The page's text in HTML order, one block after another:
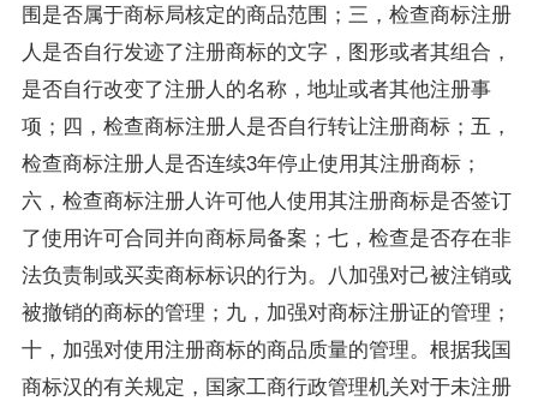
围是否属于商标局核定的商品范围；三，检查商标注册
人是否自行发迹了注册商标的文字，图形或者其组合，
是否自行改变了注册人的名称，地址或者其他注册事
项；四，检查商标注册人是否自行转让注册商标；五，
检查商标注册人是否连续3年停止使用其注册商标；
六，检查商标注册人许可他人使用其注册商标是否签订
了使用许可合同并向商标局备案；七，检查是否存在非
法负责制或买卖商标标识的行为。八加强对己被注销或
被撤销的商标的管理；九，加强对商标注册证的管理；
十，加强对使用注册商标的商品质量的管理。根据我国
商标汉的有关规定，国家工商行政管理机关对于未注册